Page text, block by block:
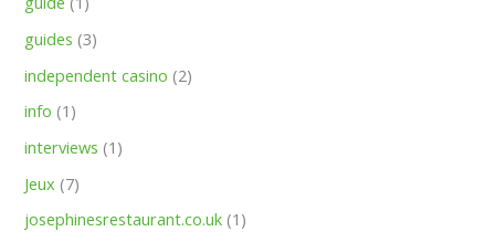
guides (3)
independent casino (2)
info (1)
interviews (1)
Jeux (7)
josephinesrestaurant.co.uk (1)